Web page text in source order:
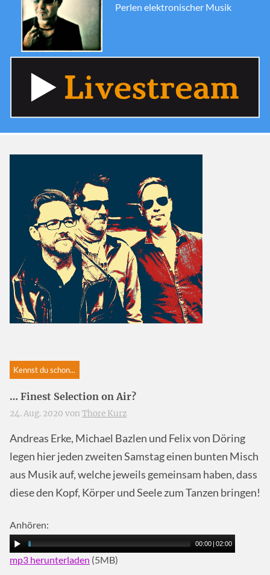
Perlen elektronischer Musik
Kennst du schon...
… Finest Selection on Air?
24. Aug. 2020 von Thore Kurz
Andreas Erke, Michael Bazlen und Felix von Döring
legen hier jeden zweiten Samstag einen bunten Misch
aus Musik auf, welche jeweils gemeinsam haben, dass
diese den Kopf, Körper und Seele zum Tanzen bringen!
Anhören:
00:00 | 02:00
mp3 herunterladen (5MB)